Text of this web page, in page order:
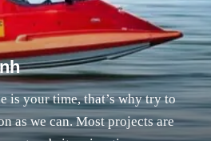
is your time, that’s why try to
as we can. Most projects are